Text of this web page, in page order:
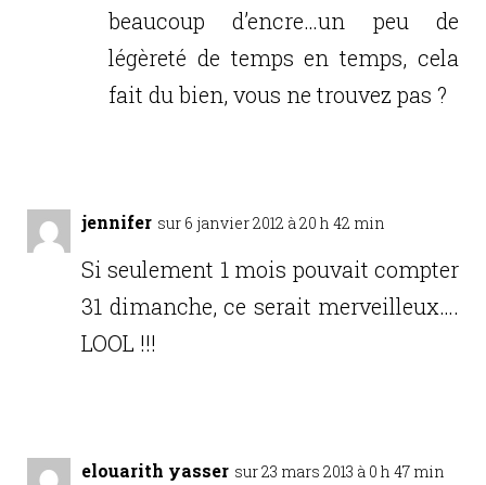
beaucoup d’encre…un peu de
légèreté de temps en temps, cela
fait du bien, vous ne trouvez pas ?
jennifer sur 6 janvier 2012 à 20 h 42 min
Si seulement 1 mois pouvait compter
31 dimanche, ce serait merveilleux….
LOOL !!!
elouarith yasser sur 23 mars 2013 à 0 h 47 min